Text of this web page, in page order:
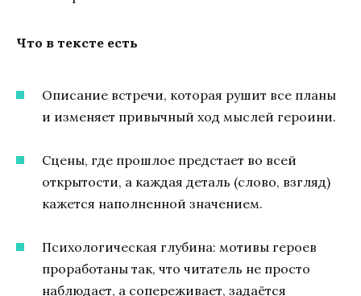
Что в тексте есть
Описание встречи, которая рушит все планы
и изменяет привычный ход мыслей героини.
Сцены, где прошлое предстает во всей
открытости, а каждая деталь (слово, взгляд)
кажется наполненной значением.
Психологическая глубина: мотивы героев
проработаны так, что читатель не просто
наблюдает, а сопереживает, задаётся